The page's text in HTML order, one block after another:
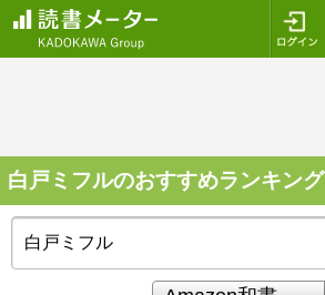
白戸ミフルのおすすめランキング